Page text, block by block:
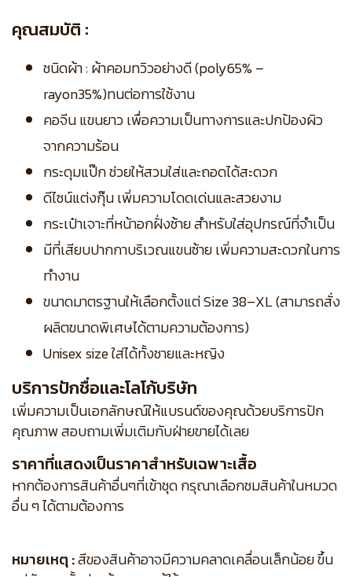
คุณสมบัติ :
ชนิดผ้า : ผ้าคอมทวิวอย่างดี (poly65% –
rayon35%)ทนต่อการใช้งาน
คอจีน แขนยาว เพื่อความเป็นทางการและปกป้องผิว
จากความร้อน
กระดุมแป๊ก ช่วยให้สวมใส่และถอดได้สะดวก
ดีไซน์แต่งกุ๊น เพิ่มความโดดเด่นและสวยงาม
กระเป๋าเจาะที่หน้าอกฝั่งซ้าย สำหรับใส่อุปกรณ์ที่จำเป็น
มีที่เสียบปากกาบริเวณแขนซ้าย เพิ่มความสะดวกในการ
ทำงาน
ขนาดมาตรฐานให้เลือกตั้งแต่ Size 38–XL (สามารถสั่ง
ผลิตขนาดพิเศษได้ตามความต้องการ)
Unisex size ใส่ได้ทั้งชายและหญิง
บริการปักชื่อและโลโก้บริษัท
เพิ่มความเป็นเอกลักษณ์ให้แบรนด์ของคุณด้วยบริการปัก
คุณภาพ สอบถามเพิ่มเติมกับฝ่ายขายได้เลย
ราคาที่แสดงเป็นราคาสำหรับเฉพาะเสื้อ
หากต้องการสินค้าอื่นๆที่เข้าชุด กรุณาเลือกชมสินค้าในหมวด
อื่น ๆ ได้ตามต้องการ
หมายเหตุ :สีของสินค้าอาจมีความคลาดเคลื่อนเล็กน้อย ขึ้น